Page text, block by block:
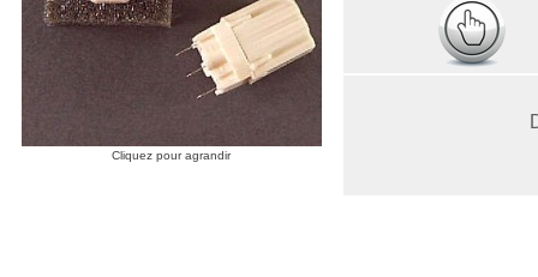
Cliquez pour agrandir